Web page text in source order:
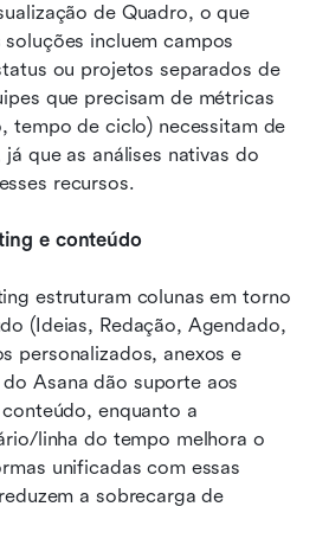
de Quadro, o que
incluem campos
ou projetos separados de
que precisam de métricas
tempo de ciclo) necessitam de
que as análises nativas do
recursos.
e conteúdo
estruturam colunas em torno
(Ideias, Redação, Agendado,
personalizados, anexos e
Asana dão suporte aos
enquanto a
linha do tempo melhora o
unificadas com essas
a sobrecarga de